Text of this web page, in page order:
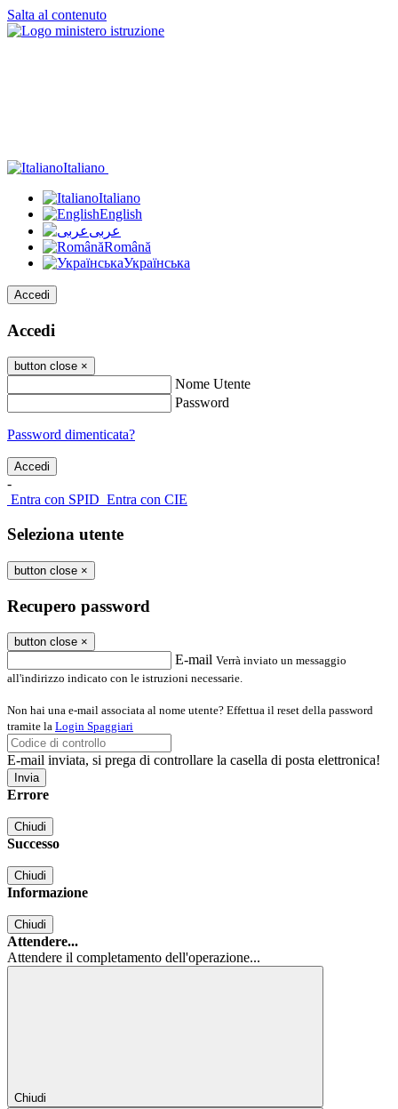
Salta al contenuto
Italiano
Italiano
English
عربى
Română
Українська
Accedi
Accedi
button close ×
Nome Utente
Password
Password dimenticata?
-
Entra con SPID Entra con CIE
Seleziona utente
button close ×
Recupero password
button close ×
E-mail Verrà inviato un messaggio
all'indirizzo indicato con le istruzioni necessarie.
Non hai una e-mail associata al nome utente? Effettua il reset della password
tramite la Login Spaggiari
E-mail inviata, si prega di controllare la casella di posta elettronica!
Errore
Chiudi
Successo
Chiudi
Informazione
Chiudi
Attendere...
Attendere il completamento dell'operazione...
Chiudi